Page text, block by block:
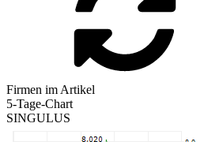
Firmen im Artikel
5-Tage-Chart
SINGULUS